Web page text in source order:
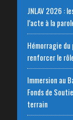
JNLAV 2026 :
l’acte à la
Hémorragie du
renforcer le
Immersion au
Fonds de
terrain